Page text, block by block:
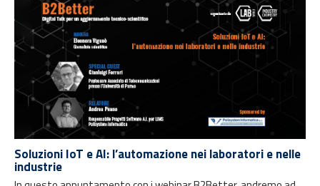
Soluzioni IoT e AI: l’automazione nei laboratori e nelle
industrie